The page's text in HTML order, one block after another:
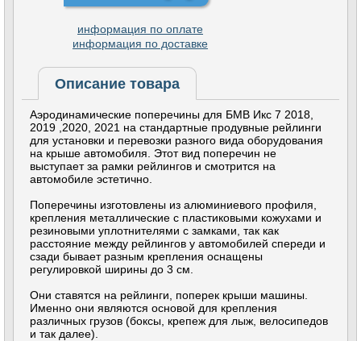
информация по оплате
информация по доставке
Описание товара
Аэродинамические поперечины для БМВ Икс 7 2018,
2019 ,2020, 2021 на стандартные продувные рейлинги
для установки и перевозки разного вида оборудования
на крыше автомобиля. Этот вид поперечин не
выступает за рамки рейлингов и смотрится на
автомобиле эстетично.
Поперечины изготовлены из алюминиевого профиля,
крепления металлические с пластиковыми кожухами и
резиновыми уплотнителями с замками, так как
расстояние между рейлингов у автомобилей спереди и
сзади бывает разным крепления оснащены
регулировкой ширины до 3 см.
Они ставятся на рейлинги, поперек крыши машины.
Именно они являются основой для крепления
различных грузов (боксы, крепеж для лыж, велосипедов
и так далее).